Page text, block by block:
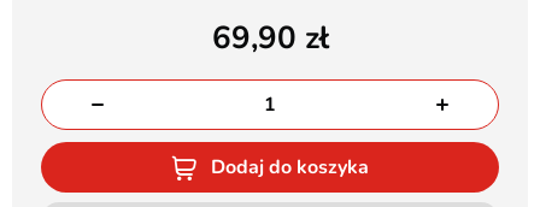
69,90
Dodaj do koszyka